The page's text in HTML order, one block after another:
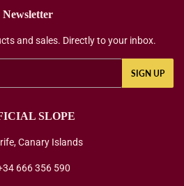
Newsletter
and sales. Directly to your inbox.
SIGN UP
SLOPE
Canary Islands
666 356 590